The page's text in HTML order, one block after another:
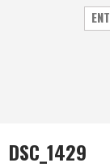
DSC_1429